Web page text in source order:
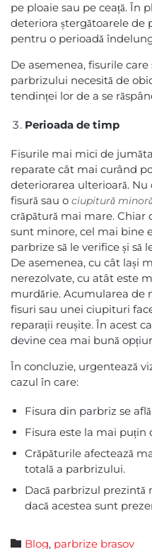
pe ploaie sau pe ceață. În
deteriora ștergătoarele de
pentru o perioadă
De asemenea, fisurile
parbrizului necesită de
tendinței lor de a se
Perioada de timp
Fisurile mai mici de
reparate cât mai curând
deteriorarea ulterioară.
fisură sau o ciupitură
crăpătură mai mare. Chiar
sunt minore, cel mai bine
parbrize să le verifice și să
De asemenea, cu cât lași
nerezolvate, cu atât este
murdărie. Acumularea de
fisuri sau unei ciupituri
reparații reușite. În acest
devine cea mai bună
În concluzie, urgentează
cazul în care:
Fisura din parbriz se
Fisura este la mai puțin
Crăpăturile afectează
totală a parbrizului.
Dacă parbrizul
dacă acestea sunt
 Category
Blog, parbrize brasov